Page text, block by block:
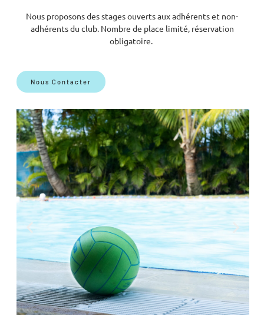
Nous proposons des stages ouverts aux adhérents et non-
adhérents du club. Nombre de place limité, réservation
obligatoire.
Nous Contacter